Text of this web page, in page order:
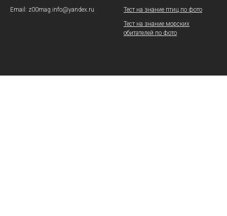
Email: z00mag.info@yandex.ru
Тест на знание птиц по фото
Тест на знание морских
обитателей по фото